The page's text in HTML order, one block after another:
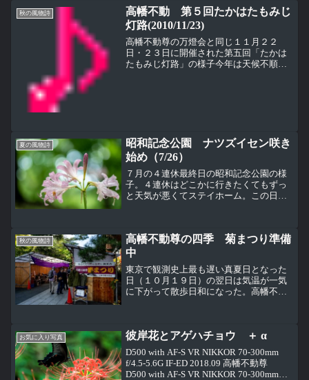
秋の風物詩
高幡不動 第５回たかはたもみじ
灯路(2010/11/23)
高幡不動尊の万燈会と同じ１１月２２
日・２３日に開催された第五回「たかは
たもみじ灯路」の様子今年は天候不順で
夏の風物詩
昭和記念公園 ナツズイセン咲き
始め（7/26）
７月の４連休最終日の昭和記念公園の様
子。４連休はどこかに行きたくてもずっ
と天気が悪くてステイホーム。この日は
リポツリと雨が降りだした...
秋の風物詩
高幡不動尊の四季 菊まつり準備
中
東京で観測史上最も遅い真夏日となった
日（１０月１９日）の翌日は気温が一気
に下がって散歩日和になった。高幡不動
店が、菊まつりで菊を飾る...
お気に入り写真 彼岸花とアゲハチョウ ＋ α
D500 with AF-S VR NIKKOR 70-300mm
f/4.5-5.6G IF-ED 2018.09 高幡不動尊
D500 with AF-S VR NIKKOR 70-300mm